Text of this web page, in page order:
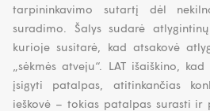
tarpininkavimo sutartį dėl
suradimo. Šalys sudarė
kurioje susitarė, kad atsakovė
„sėkmės atveju“. LAT išaiškino,
įsigyti patalpas, atitinkančias
ieškovė – tokias patalpas surasti ir